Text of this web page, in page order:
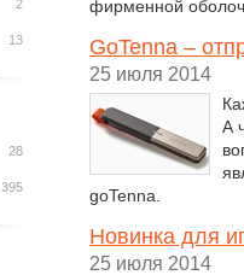
фирменной
GoTenna –
25 июля 2014
А
goTenna.
Новинка для
25 июля 2014
2
13
28
395